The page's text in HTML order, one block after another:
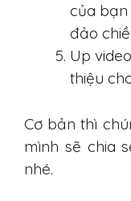
của bạn
đảo
Up
thiệu
Cơ bản thì
mình sẽ chia
nhé.